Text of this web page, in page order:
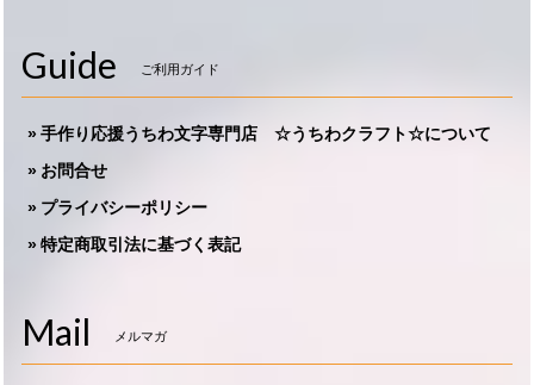
Guide ご利用ガイド
手作り応援うちわ文字専門店 ☆うちわクラフト☆について
お問合せ
プライバシーポリシー
特定商取引法に基づく表記
Mail メルマガ